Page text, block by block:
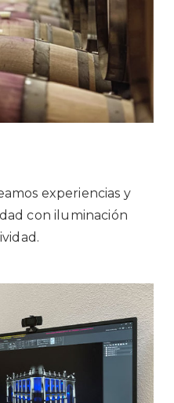
experiencias y
con iluminación